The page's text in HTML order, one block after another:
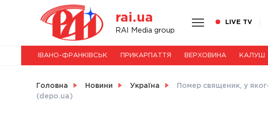
rai.ua
RAI Media group
LIVE TV
НОВИНИ
СВІТ
ІВАНО-ФРАНКІВСЬК ПРИКАРПАТТЯ ВЕРХОВИНА КАЛУШ
Головна Новини Україна
Помер священик, у
(depo.ua)